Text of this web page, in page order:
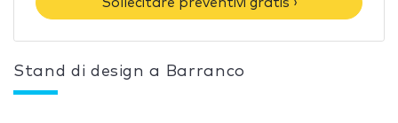
Stand di design a Barranco